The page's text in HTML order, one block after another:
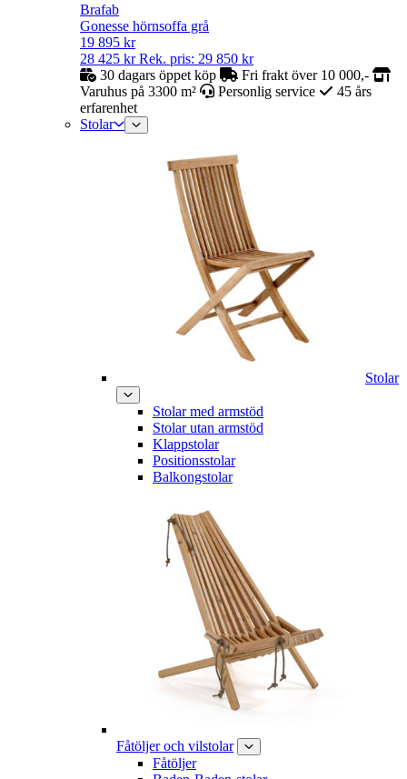
Brafab
Gonesse hörnsoffa grå
19 895 kr
28 425 kr Rek. pris: 29 850 kr
30 dagars öppet köp
Fri frakt över 10 000,-
Varuhus på 3300 m²
Personlig service
45 års
erfarenhet
Stolar
Stolar
Stolar med armstöd
Stolar utan armstöd
Klappstolar
Positionsstolar
Balkongstolar
Fåtöljer och vilstolar
Fåtöljer